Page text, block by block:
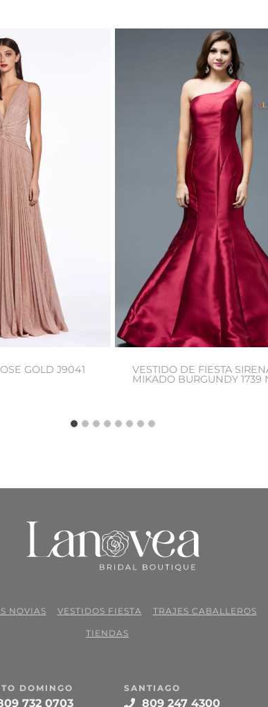
GOLD J9041 VESTIDO DE FIESTA
MIKADO BURGUNDY 1739
NOVIAS VESTIDOS FIESTA TRAJES CABALLEROS
TIENDAS
DOMINGO
732 0703
SANTIAGO
809 247 4300